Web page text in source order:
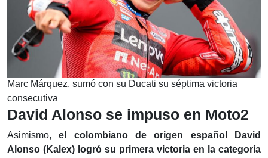
Marc Márquez, sumó con su Ducati su séptima victoria
consecutiva
David Alonso se impuso en Moto2
Asimismo,el colombiano de origen español David
Alonso (Kalex) logró su primera victoria en la categoría